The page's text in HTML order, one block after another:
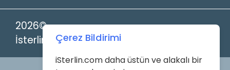
2026©
İsterlin
Powered by
Çerez Bildirimi
iSterlin.com daha üstün ve alakalı bir